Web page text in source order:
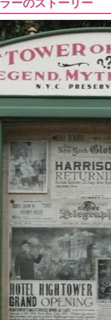
ーのストーリー